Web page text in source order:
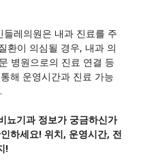
레의원은 내과 진료를 주
환이 의심될 경우, 내과 의
병원으로의 진료 연결 등
해 운영시간과 진료 가능
뇨기과 정보가 궁금하신가
하세요! 위치, 운영시간, 전
!